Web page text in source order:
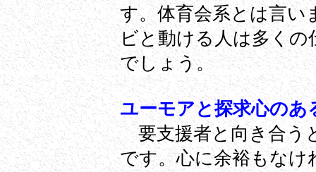
す。体育会系とは言い
ビと動ける人は多く
でしょう。
ユーモアと探求心のあ
要支援者と向き合う
です。心に余裕もなけ